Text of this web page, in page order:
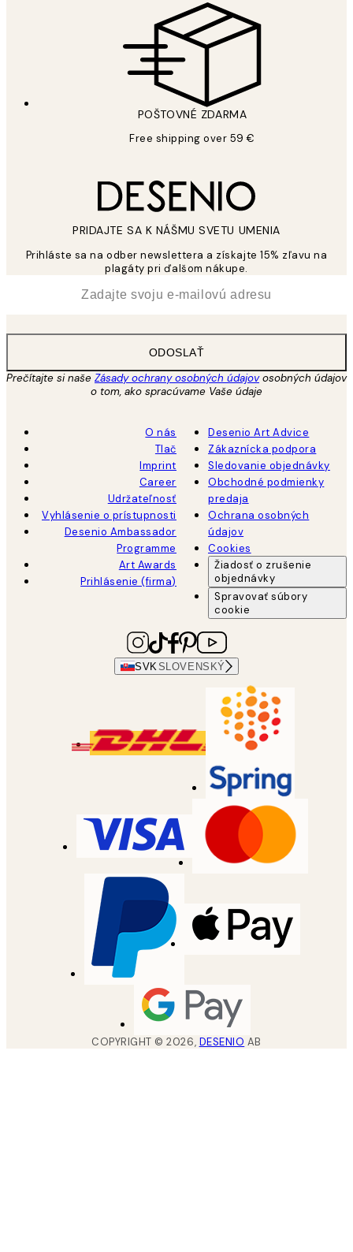
POŠTOVNÉ ZDARMA
Free shipping over 59 €
PRIDAJTE SA K NÁŠMU SVETU UMENIA
Prihláste sa na odber newslettera a získajte 15% zľavu na
plagáty pri ďalšom nákupe.
ODOSLAŤ
Prečítajte si naše Zásady ochrany osobných údajovosobných údajov
o tom, ako spracúvame Vaše údaje
O nás
Tlač
Imprint
Career
Udržateľnosť
Vyhlásenie o prístupnosti
Desenio Ambassador
Programme
Art Awards
Prihlásenie (firma)
Desenio Art Advice
Zákaznícka podpora
Sledovanie objednávky
Obchodné podmienky
predaja
Ochrana osobných
údajov
Cookies
Žiadosť o zrušenie
objednávky
Spravovať súbory
cookie
SVK SLOVENSKÝ
COPYRIGHT ©2026, DESENIO AB